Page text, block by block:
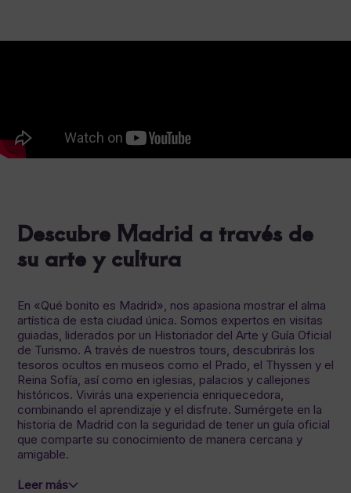
Descubre Madrid a través de
su arte y cultura
En «Qué bonito es Madrid», nos apasiona mostrar el alma
artística de esta ciudad única. Somos expertos en visitas
guiadas, liderados por un Historiador del Arte y Guía Oficial
de Turismo. A través de nuestros tours, descubrirás los
tesoros ocultos en museos como el Prado, el Thyssen y el
Reina Sofía, así como en iglesias, palacios y callejones
históricos. Vivirás una experiencia enriquecedora,
combinando el aprendizaje y el disfrute. Sumérgete en la
historia de Madrid con la seguridad de tener un guía oficial
que comparte su conocimiento de manera cercana y
amigable.
Leer más